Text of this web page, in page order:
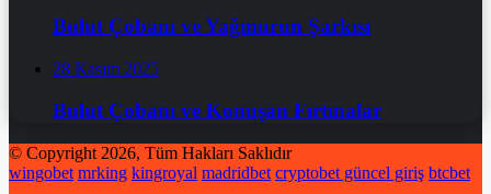
Bulut Çobanı ve Yağmurun Şarkısı
28 Kasım 2025
Bulut Çobanı ve Konuşan Fırtınalar
© Copyright 2026, Tüm Hakları Saklıdır
wingobet mrking kingroyal madridbet cryptobet güncel giriş btcbet